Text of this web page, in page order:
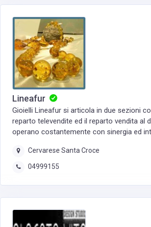
Lineafur
Gioielli Lineafur si articola in due sezioni
reparto televendite ed il reparto vendita al
operano costantemente con sinergia ed
Cervarese Santa Croce
04999155